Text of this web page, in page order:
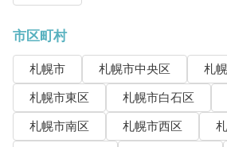
市区町村
札幌市 札幌市中央区
札
札幌市東区
札幌市白石区
札幌市南区
札幌市西区